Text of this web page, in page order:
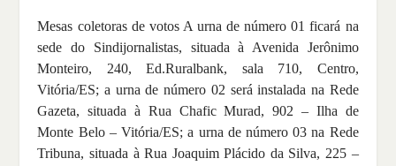
Mesas coletoras de votos A urna de número 01 ficará na
sede do Sindijornalistas, situada à Avenida Jerônimo
Monteiro, 240, Ed.Ruralbank, sala 710, Centro,
Vitória/ES; a urna de número 02 será instalada na Rede
Gazeta, situada à Rua Chafic Murad, 902 – Ilha de
Monte Belo – Vitória/ES; a urna de número 03 na Rede
Tribuna, situada à Rua Joaquim Plácido da Silva, 225 –